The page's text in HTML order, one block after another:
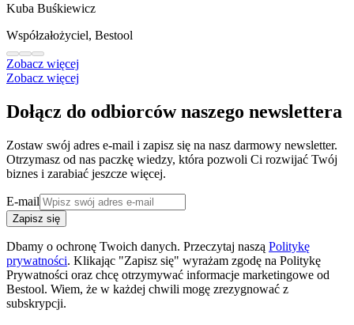
Kuba Buśkiewicz
Współzałożyciel, Bestool
Zobacz więcej
Zobacz więcej
Dołącz do odbiorców naszego newslettera
Zostaw swój adres e-mail i zapisz się na nasz darmowy newsletter.
Otrzymasz od nas paczkę wiedzy, która pozwoli Ci rozwijać Twój
biznes i zarabiać jeszcze więcej.
E-mail
Zapisz się
Dbamy o ochronę Twoich danych. Przeczytaj naszą Politykę
prywatności. Klikając "Zapisz się" wyrażam zgodę na Politykę
Prywatności oraz chcę otrzymywać informacje marketingowe od
Bestool. Wiem, że w każdej chwili mogę zrezygnować z
subskrypcji.